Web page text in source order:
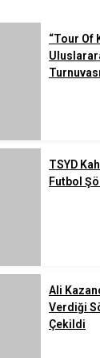
“Tour Of
TSYD
Futbol
Ali
Verdiği
Çekildi